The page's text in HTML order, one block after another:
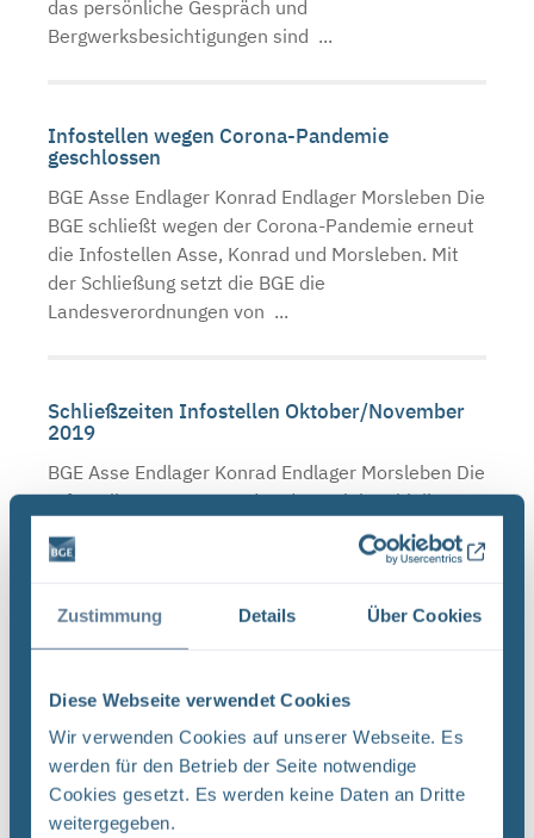
Zustimmung Details Über Cookies
Diese Webseite verwendet Cookies
Wir verwenden Cookies auf unserer Webseite. Es
werden für den Betrieb der Seite notwendige
Cookies gesetzt. Es werden keine Daten an Dritte
weitergegeben.
das persönliche Gespräch und
Bergwerksbesichtigungen sind ...
Infostellen wegen Corona-Pandemie
geschlossen
BGE Asse Endlager Konrad Endlager Morsleben Die
BGE schließt wegen der Corona-Pandemie erneut
die Infostellen Asse, Konrad und Morsleben. Mit
der Schließung setzt die BGE die
Landesverordnungen von ...
Schließzeiten Infostellen Oktober/November
2019
BGE Asse Endlager Konrad Endlager Morsleben Die
Infostellen Asse, Konrad und Morsleben bleiben
am Mittwoch, den 23. Oktober 2019 aufgrund
einer internen Veranstaltung geschlossen. Auch
Neugier, Skepsis, Verständnis und viele Fragen
BGE Endlager Konrad Endlager Morsleben
Endlagersuche Asse Zwischen der Stasi-
Unterlagenbehörde und dem Bundesamt für
Strahlenschutz (BfS) hat die Bundesgesellschaft